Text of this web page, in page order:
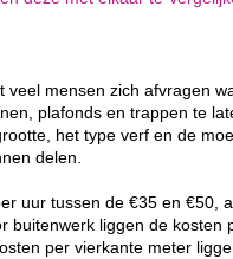
mensen zich afvragen
plafonds en trappen te
het type verf en de
delen.
uur tussen de €35 en €50,
buitenwerk liggen de kosten
per vierkante meter